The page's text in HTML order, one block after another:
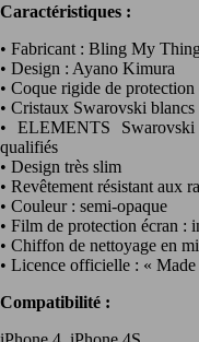
Caractéristiques :
• Fabricant : Bling My
• Design : Ayano Kimura
• Coque rigide de protection
• Cristaux Swarovski blancs
• ELEMENTS
qualifiés
• Design très slim
• Revêtement résistant aux
• Couleur : semi-opaque
• Film de protection écran :
• Chiffon de nettoyage en
• Licence officielle : «
Compatibilité :